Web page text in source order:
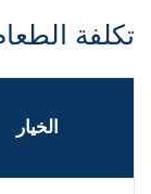
تكلفة
الخيار